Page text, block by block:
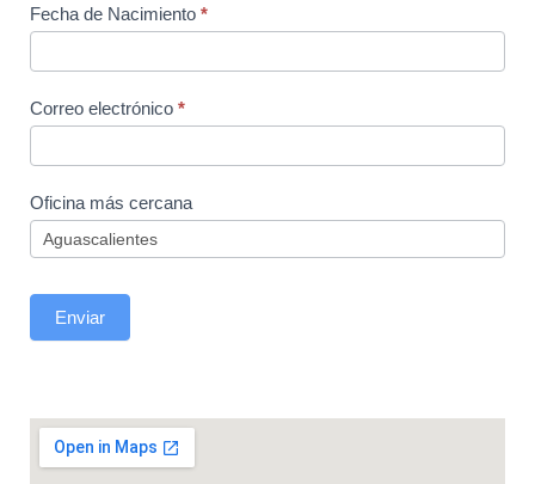
Fecha de Nacimiento *
Correo electrónico *
Oficina más cercana
Enviar